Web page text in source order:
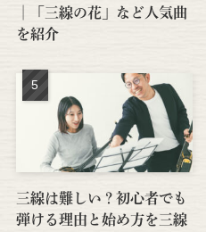
│「三線の花」など人気曲
を紹介
三線は難しい？初心者でも
弾ける理由と始め方を三線